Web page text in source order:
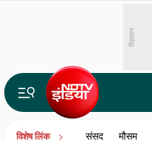
विज्ञापन
विशेष लिंक संसद मौसम